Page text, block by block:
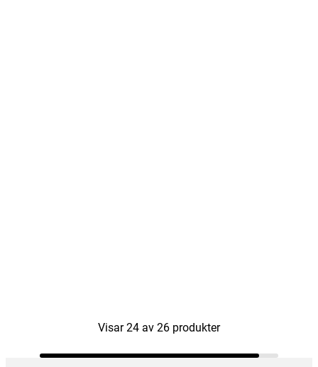
Visar 24 av 26 produkter